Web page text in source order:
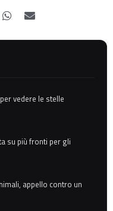
vedere le stelle
su più fronti per gli
appello contro un